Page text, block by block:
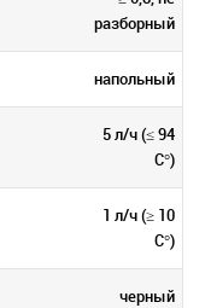
разборный
напольный
5 л/ч (≤ 94
C°)
1 л/ч (≥ 10
C°)
черный